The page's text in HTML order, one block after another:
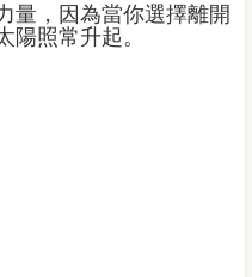
量，因為當你選擇離開
陽照常升起。